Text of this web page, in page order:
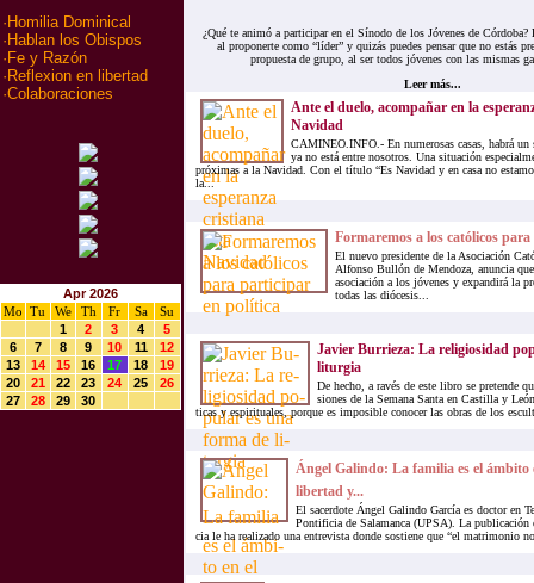
· Homilia Dominical
· Hablan los Obispos
· Fe y Razón
· Reflexion en libertad
·Colaboraciones
Apr 2026
Mo
Tu We Th Fr Sa
Su
1
2 3 4
5
6
7 8 9 10 11
12
13
14 15 16 17 18
19
20
21 22 23 24 25
26
27
28 29 30
¿Qué te animó a participar en el Sínodo de los Jóvenes de
al proponerte como “líder” y quizás puedes pensar que no estás
propuesta de grupo, al ser todos jóvenes con las mismas
Leer más...
Ante el duelo, acompañar en la
Navidad
CAMINEO.INFO.- En numerosas casas, habrá un
ya no está entre nosotros. Una situación
próximas a la Navidad. Con el título “Es Navidad y en casa no
la...
Formaremos a los católicos
El nuevo presidente de la Asociación
Alfonso Bullón de Mendoza, anuncia
asociación a los jóvenes y expandirá la
todas las diócesis...
Ja­vier Bu­rrie­za: La re­li­gio­si­dad
li­tur­gia
De he­cho, a ra­vés de este li­bro se pre­ten­de
sio­nes de la Se­ma­na San­ta en Cas­ti­lla y
ti­cas y es­pi­ri­tua­les, por­que es im­po­si­ble co­no­cer las obras de los
Ángel Ga­lin­do: La fa­mi­lia es el ám­bi­to
li­ber­tad y...
El sa­cer­do­te Ángel Ga­lin­do Gar­cía es doc­tor en
Pon­ti­fi­cia de Sa­la­man­ca (UPSA). La pu­bli­ca­ción
cia le ha rea­li­za­do una en­tre­vis­ta don­de sos­tie­ne que “el ma­tri­mo­nio